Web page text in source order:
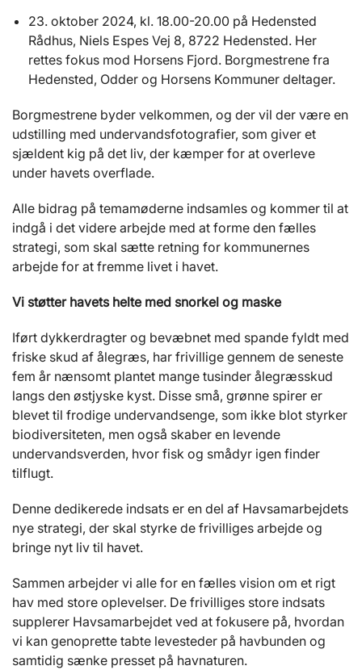
23. oktober 2024, kl. 18.00-20.00 på Hedensted
Rådhus, Niels Espes Vej 8, 8722 Hedensted. Her
rettes fokus mod Horsens Fjord. Borgmestrene fra
Hedensted, Odder og Horsens Kommuner deltager.
Borgmestrene byder velkommen, og der vil der være en
udstilling med undervandsfotografier, som giver et
sjældent kig på det liv, der kæmper for at overleve
under havets overflade.
Alle bidrag på temamøderne indsamles og kommer til at
indgå i det videre arbejde med at forme den fælles
strategi, som skal sætte retning for kommunernes
arbejde for at fremme livet i havet.
Vi støtter havets helte med snorkel og maske
Iført dykkerdragter og bevæbnet med spande fyldt med
friske skud af ålegræs, har frivillige gennem de seneste
fem år nænsomt plantet mange tusinder ålegræsskud
langs den østjyske kyst. Disse små, grønne spirer er
blevet til frodige undervandsenge, som ikke blot styrker
biodiversiteten, men også skaber en levende
undervandsverden, hvor fisk og smådyr igen finder
tilflugt.
Denne dedikerede indsats er en del af Havsamarbejdets
nye strategi, der skal styrke de frivilliges arbejde og
bringe nyt liv til havet.
Sammen arbejder vi alle for en fælles vision om et rigt
hav med store oplevelser. De frivilliges store indsats
supplerer Havsamarbejdet ved at fokusere på, hvordan
vi kan genoprette tabte levesteder på havbunden og
samtidig sænke presset på havnaturen.